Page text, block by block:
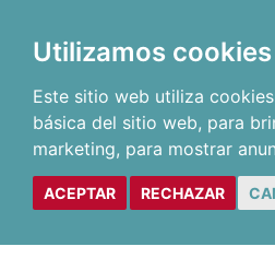
Utilizamos cookies
Este sitio web utiliza
básica del sitio web, para
marketing, para mostrar
ACEPTAR RECHAZAR